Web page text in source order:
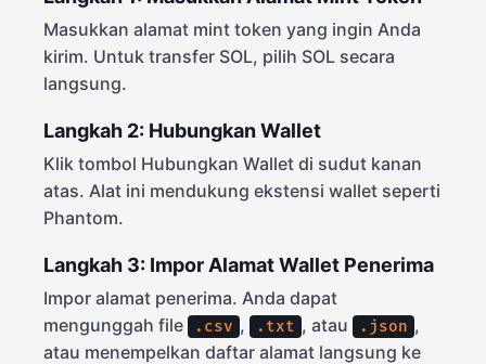
Masukkan alamat mint token yang ingin Anda
kirim. Untuk transfer SOL, pilih SOL secara
langsung.
Langkah 2: Hubungkan Wallet
Klik tombol Hubungkan Wallet di sudut kanan
atas. Alat ini mendukung ekstensi wallet seperti
Phantom.
Langkah 3: Impor Alamat Wallet Penerima
Impor alamat penerima. Anda dapat
mengunggah file
.csv , .txt , atau .json ,
atau menempelkan daftar alamat langsung ke